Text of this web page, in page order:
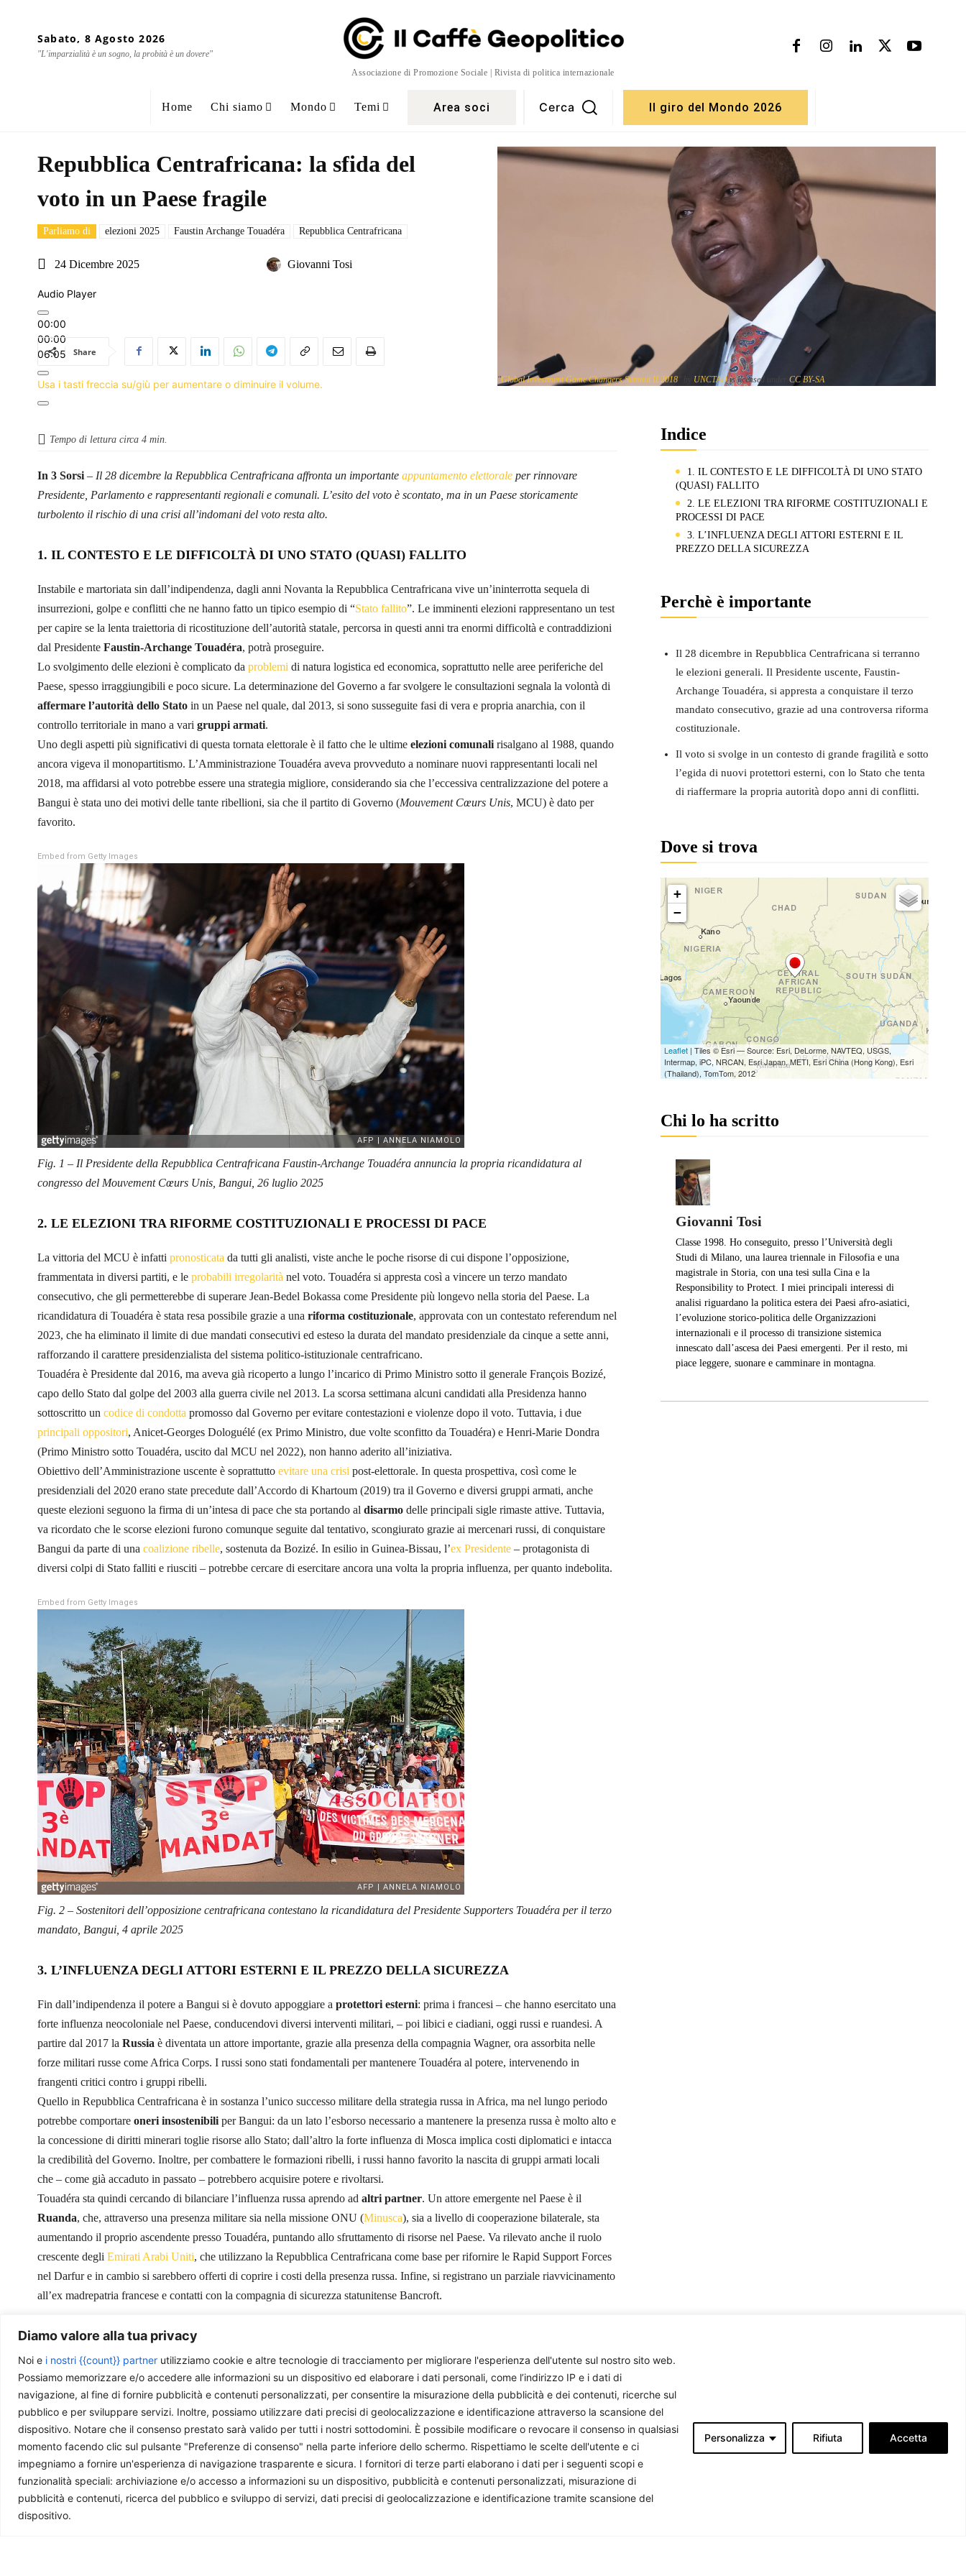
Diamo valore alla tua privacy
Noi e i nostri {{count}} partner utilizziamo cookie e altre tecnologie di tracciamento per migliorare l'esperienza dell'utente sul nostro sito web.
Possiamo memorizzare e/o accedere alle informazioni su un dispositivo ed elaborare i dati personali, come l’indirizzo IP e i dati di
navigazione, al fine di fornire pubblicità e contenuti personalizzati, per consentire la misurazione della pubblicità e dei contenuti, ricerche sul
pubblico e per sviluppare servizi. Inoltre, possiamo utilizzare dati precisi di geolocalizzazione e identificazione attraverso la scansione del
dispositivo. Notare che il consenso prestato sarà valido per tutti i nostri sottodomini. È possibile modificare o revocare il consenso in qualsiasi
momento facendo clic sul pulsante "Preferenze di consenso" nella parte inferiore dello schermo. Rispettiamo le scelte dell'utente e ci
impegniamo a fornire un'esperienza di navigazione trasparente e sicura. I fornitori di terze parti elaborano i dati per i seguenti scopi e
funzionalità speciali: archiviazione e/o accesso a informazioni su un dispositivo, pubblicità e contenuti personalizzati, misurazione di
pubblicità e contenuti, ricerca del pubblico e sviluppo di servizi, dati precisi di geolocalizzazione e identificazione tramite scansione del
dispositivo.
Personalizza Rifiuta Accetta
Sabato, 8 Agosto 2026
"L'imparzialità è un sogno, la probità è un dovere"
Associazione di Promozione Sociale | Rivista di politica internazionale
Home Chi siamo Mondo Temi Area soci Cerca Il giro del Mondo 2026
Repubblica Centrafricana: la sfida del
voto in un Paese fragile
Parliamo di elezioni 2025 Faustin Archange Touadéra Repubblica Centrafricana
24 Dicembre 2025 Giovanni Tosi
Audio Player
00:00
00:00
06:05
Usa i tasti freccia su/giù per aumentare o diminuire il volume.
Share
"Global Investment Game Changers Summit II 2018 UNCTADis licensed under CC BY-SA
Tempo di lettura circa 4 min.
In 3 Sorsi – Il 28 dicembre la Repubblica Centrafricana affronta un importante appuntamento elettorale per rinnovare
Presidente, Parlamento e rappresentanti regionali e comunali. L’esito del voto è scontato, ma in un Paese storicamente
turbolento il rischio di una crisi all’indomani del voto resta alto.
1. IL CONTESTO E LE DIFFICOLTÀ DI UNO STATO (QUASI) FALLITO
Instabile e martoriata sin dall’indipendenza, dagli anni Novanta la Repubblica Centrafricana vive un’ininterrotta sequela di
insurrezioni, golpe e conflitti che ne hanno fatto un tipico esempio di “Stato fallito”. Le imminenti elezioni rappresentano un test
per capire se la lenta traiettoria di ricostituzione dell’autorità statale, percorsa in questi anni tra enormi difficoltà e contraddizioni
dal Presidente Faustin-Archange Touadéra, potrà proseguire.
Lo svolgimento delle elezioni è complicato da problemi di natura logistica ed economica, soprattutto nelle aree periferiche del
Paese, spesso irraggiungibili e poco sicure. La determinazione del Governo a far svolgere le consultazioni segnala la volontà di
affermare l’autorità dello Stato in un Paese nel quale, dal 2013, si sono susseguite fasi di vera e propria anarchia, con il
controllo territoriale in mano a vari gruppi armati.
Uno degli aspetti più significativi di questa tornata elettorale è il fatto che le ultime elezioni comunali risalgano al 1988, quando
ancora vigeva il monopartitismo. L’Amministrazione Touadéra aveva provveduto a nominare nuovi rappresentanti locali nel
2018, ma affidarsi al voto potrebbe essere una strategia migliore, considerando sia che l’eccessiva centralizzazione del potere a
Bangui è stata uno dei motivi delle tante ribellioni, sia che il partito di Governo (Mouvement Cœurs Unis, MCU) è dato per
favorito.
Embed from Getty Images
Fig. 1 – Il Presidente della Repubblica Centrafricana Faustin-Archange Touadéra annuncia la propria ricandidatura al
congresso del Mouvement Cœurs Unis, Bangui, 26 luglio 2025
2. LE ELEZIONI TRA RIFORME COSTITUZIONALI E PROCESSI DI PACE
La vittoria del MCU è infatti pronosticata da tutti gli analisti, viste anche le poche risorse di cui dispone l’opposizione,
frammentata in diversi partiti, e le probabili irregolarità nel voto. Touadéra si appresta così a vincere un terzo mandato
consecutivo, che gli permetterebbe di superare Jean-Bedel Bokassa come Presidente più longevo nella storia del Paese. La
ricandidatura di Touadéra è stata resa possibile grazie a una riforma costituzionale, approvata con un contestato referendum nel
2023, che ha eliminato il limite di due mandati consecutivi ed esteso la durata del mandato presidenziale da cinque a sette anni,
rafforzando il carattere presidenzialista del sistema politico-istituzionale centrafricano.
Touadéra è Presidente dal 2016, ma aveva già ricoperto a lungo l’incarico di Primo Ministro sotto il generale François Bozizé,
capo dello Stato dal golpe del 2003 alla guerra civile nel 2013. La scorsa settimana alcuni candidati alla Presidenza hanno
sottoscritto un codice di condotta promosso dal Governo per evitare contestazioni e violenze dopo il voto. Tuttavia, i due
principali oppositori, Anicet-Georges Dologuélé (ex Primo Ministro, due volte sconfitto da Touadéra) e Henri-Marie Dondra
(Primo Ministro sotto Touadéra, uscito dal MCU nel 2022), non hanno aderito all’iniziativa.
Obiettivo dell’Amministrazione uscente è soprattutto evitare una crisi post-elettorale. In questa prospettiva, così come le
presidenziali del 2020 erano state precedute dall’Accordo di Khartoum (2019) tra il Governo e diversi gruppi armati, anche
queste elezioni seguono la firma di un’intesa di pace che sta portando al disarmo delle principali sigle rimaste attive. Tuttavia,
va ricordato che le scorse elezioni furono comunque seguite dal tentativo, scongiurato grazie ai mercenari russi, di conquistare
Bangui da parte di una coalizione ribelle, sostenuta da Bozizé. In esilio in Guinea-Bissau, l’ex Presidente – protagonista di
diversi colpi di Stato falliti e riusciti – potrebbe cercare di esercitare ancora una volta la propria influenza, per quanto indebolita.
Embed from Getty Images
Fig. 2 – Sostenitori dell’opposizione centrafricana contestano la ricandidatura del Presidente Supporters Touadéra per il terzo
mandato, Bangui, 4 aprile 2025
3. L’INFLUENZA DEGLI ATTORI ESTERNI E IL PREZZO DELLA SICUREZZA
Fin dall’indipendenza il potere a Bangui si è dovuto appoggiare a protettori esterni: prima i francesi – che hanno esercitato una
forte influenza neocoloniale nel Paese, conducendovi diversi interventi militari, – poi libici e ciadiani, oggi russi e ruandesi. A
partire dal 2017 la Russia è diventata un attore importante, grazie alla presenza della compagnia Wagner, ora assorbita nelle
forze militari russe come Africa Corps. I russi sono stati fondamentali per mantenere Touadéra al potere, intervenendo in
frangenti critici contro i gruppi ribelli.
Quello in Repubblica Centrafricana è in sostanza l’unico successo militare della strategia russa in Africa, ma nel lungo periodo
potrebbe comportare oneri insostenibili per Bangui: da un lato l’esborso necessario a mantenere la presenza russa è molto alto e
la concessione di diritti minerari toglie risorse allo Stato; dall’altro la forte influenza di Mosca implica costi diplomatici e intacca
la credibilità del Governo. Inoltre, per combattere le formazioni ribelli, i russi hanno favorito la nascita di gruppi armati locali
che – come già accaduto in passato – potrebbero acquisire potere e rivoltarsi.
Touadéra sta quindi cercando di bilanciare l’influenza russa aprendo ad altri partner. Un attore emergente nel Paese è il
Ruanda, che, attraverso una presenza militare sia nella missione ONU (Minusca), sia a livello di cooperazione bilaterale, sta
aumentando il proprio ascendente presso Touadéra, puntando allo sfruttamento di risorse nel Paese. Va rilevato anche il ruolo
crescente degli Emirati Arabi Uniti, che utilizzano la Repubblica Centrafricana come base per rifornire le Rapid Support Forces
nel Darfur e in cambio si sarebbero offerti di coprire i costi della presenza russa. Infine, si registrano un parziale riavvicinamento
all’ex madrepatria francese e contatti con la compagnia di sicurezza statunitense Bancroft.
“ Global Investment Game Changers Summit II 2018 UNCTAD is licensed under CC BY-SA
Indice
1. IL CONTESTO E LE DIFFICOLTÀ DI UNO STATO
(QUASI) FALLITO
2. LE ELEZIONI TRA RIFORME COSTITUZIONALI E
PROCESSI DI PACE
3. L’INFLUENZA DEGLI ATTORI ESTERNI E IL
PREZZO DELLA SICUREZZA
Perchè è importante
Il 28 dicembre in Repubblica Centrafricana si terranno
le elezioni generali. Il Presidente uscente, Faustin-
Archange Touadéra, si appresta a conquistare il terzo
mandato consecutivo, grazie ad una controversa riforma
costituzionale.
Il voto si svolge in un contesto di grande fragilità e sotto
l’egida di nuovi protettori esterni, con lo Stato che tenta
di riaffermare la propria autorità dopo anni di conflitti.
Dove si trova
Chi lo ha scritto
Giovanni Tosi
Classe 1998. Ho conseguito, presso l’Università degli
Studi di Milano, una laurea triennale in Filosofia e una
magistrale in Storia, con una tesi sulla Cina e la
Responsibility to Protect. I miei principali interessi di
analisi riguardano la politica estera dei Paesi afro-asiatici,
l’evoluzione storico-politica delle Organizzazioni
internazionali e il processo di transizione sistemica
innescato dall’ascesa dei Paesi emergenti. Per il resto, mi
piace leggere, suonare e camminare in montagna.
Ti piace quello che facciamo?
La nostra redazione è composta da giovani professionisti e appassionati che si impegnano volontariamente a produrre
questa rivista. Se ti è utile e ti interessa quello che facciamo, sostienici: costa quanto un paio di caffè al mese.